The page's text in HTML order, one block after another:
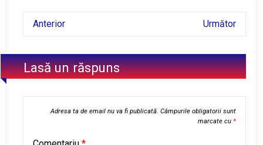
Anterior Următor
Lasă un răspuns
Adresa ta de email nu va fi publicată. Câmpurile obligatorii sunt
marcate cu *